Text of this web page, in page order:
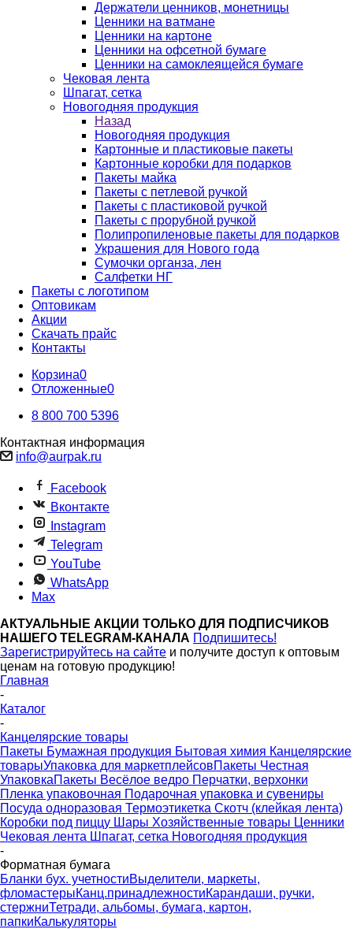
Держатели ценников, монетницы
Ценники на ватмане
Ценники на картоне
Ценники на офсетной бумаге
Ценники на самоклеящейся бумаге
Чековая лента
Шпагат, сетка
Новогодняя продукция
Назад
Новогодняя продукция
Картонные и пластиковые пакеты
Картонные коробки для подарков
Пакеты майка
Пакеты с петлевой ручкой
Пакеты с пластиковой ручкой
Пакеты с прорубной ручкой
Полипропиленовые пакеты для подарков
Украшения для Нового года
Сумочки органза, лен
Салфетки НГ
Пакеты с логотипом
Оптовикам
Акции
Скачать прайс
Контакты
Корзина0
Отложенные0
8 800 700 5396
Контактная информация
info@aurpak.ru
Facebook
Вконтакте
Instagram
Telegram
YouTube
WhatsApp
Max
АКТУАЛЬНЫЕ АКЦИИ ТОЛЬКО ДЛЯ ПОДПИСЧИКОВ
НАШЕГО TELEGRAM-КАНАЛА Подпишитесь!
Зарегистрируйтесь на сайте и получите доступ к оптовым
ценам на готовую продукцию!
Главная
-
Каталог
-
Канцелярские товары
Пакеты Бумажная продукция Бытовая химия Канцелярские
товарыУпаковка для маркетплейсовПакеты Честная
УпаковкаПакеты Весёлое ведро Перчатки, верхонки
Пленка упаковочная Подарочная упаковка и сувениры
Посуда одноразовая Термоэтикетка Скотч (клейкая лента)
Коробки под пиццу Шары Хозяйственные товары Ценники
Чековая лента Шпагат, сетка Новогодняя продукция
-
Форматная бумага
Бланки бух. учетностиВыделители, маркеты,
фломастерыКанц.принадлежностиКарандаши, ручки,
стержниТетради, альбомы, бумага, картон,
папкиКалькуляторы